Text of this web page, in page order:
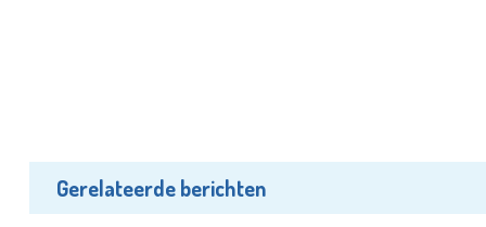
Gerelateerde berichten